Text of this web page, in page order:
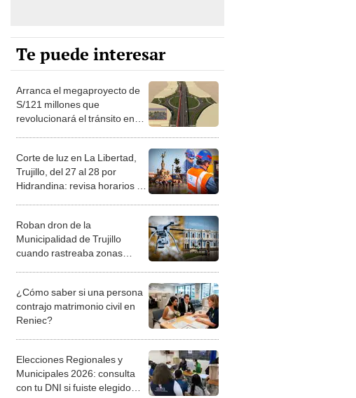
Te puede interesar
Arranca el megaproyecto de
S/121 millones que
revolucionará el tránsito en
Corte de luz en La Libertad,
Trujillo, del 27 al 28 por
Hidrandina: revisa horarios y
Roban dron de la
Municipalidad de Trujillo
cuando rastreaba zonas
¿Cómo saber si una persona
contrajo matrimonio civil en
Reniec?
Elecciones Regionales y
Municipales 2026: consulta
con tu DNI si fuiste elegido